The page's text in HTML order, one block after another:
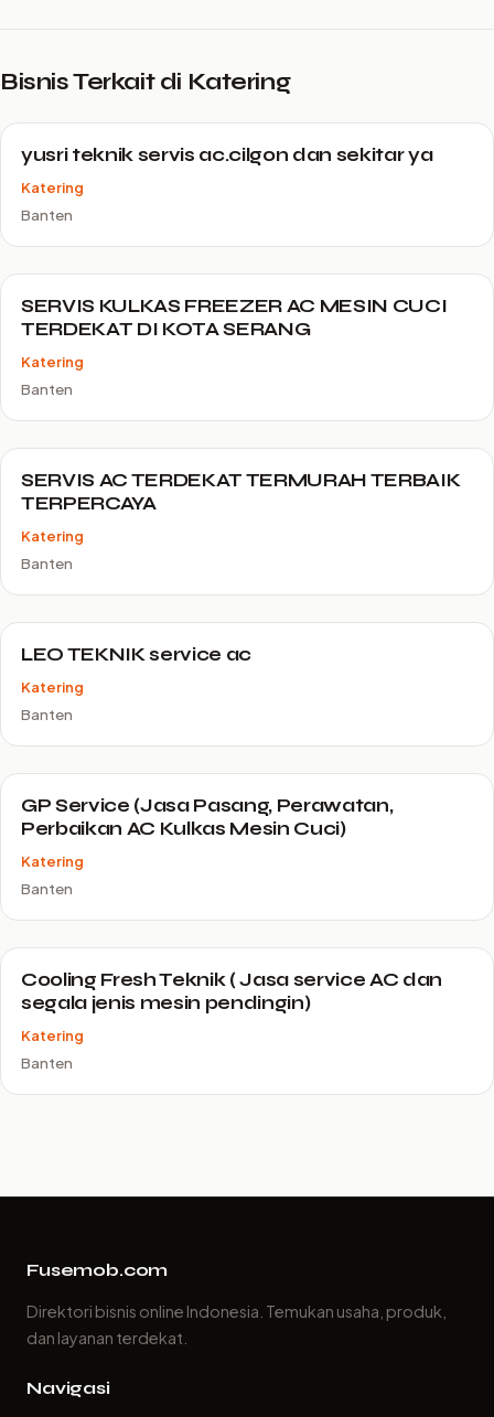
Bisnis Terkait di Katering
yusri teknik servis ac.cilgon dan sekitar ya
Katering
Banten
SERVIS KULKAS FREEZER AC MESIN CUCI
TERDEKAT DI KOTA SERANG
Katering
Banten
SERVIS AC TERDEKAT TERMURAH TERBAIK
TERPERCAYA
Katering
Banten
LEO TEKNIK service ac
Katering
Banten
GP Service (Jasa Pasang, Perawatan,
Perbaikan AC Kulkas Mesin Cuci)
Katering
Banten
Cooling Fresh Teknik ( Jasa service AC dan
segala jenis mesin pendingin)
Katering
Banten
Fusemob.com
Direktori bisnis online Indonesia. Temukan usaha, produk,
dan layanan terdekat.
Navigasi